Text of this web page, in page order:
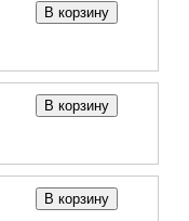
В корзину
В корзину
В корзину